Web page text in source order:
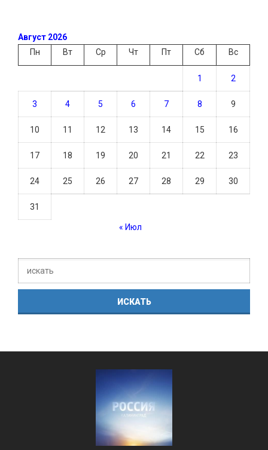
Август 2026
Пн
Вт Ср Чт Пт Сб Вс
1 2
3 4 5 6 7 8 9
10 11 12 13 14 15 16
17 18 19 20 21 22 23
24 25 26 27 28 29 30
31
« Июл